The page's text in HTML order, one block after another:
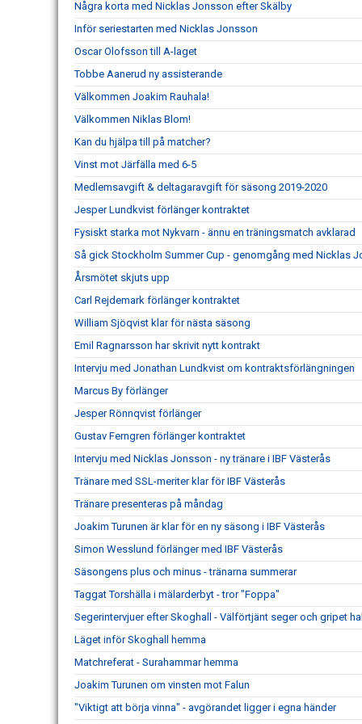
Några korta med Nicklas Jonsson efter Skälby
Inför seriestarten med Nicklas Jonsson
Oscar Olofsson till A-laget
Tobbe Aanerud ny assisterande
Välkommen Joakim Rauhala!
Välkommen Niklas Blom!
Kan du hjälpa till på matcher?
Vinst mot Järfälla med 6-5
Medlemsavgift & deltagaravgift för säsong 2019-2020
Jesper Lundkvist förlänger kontraktet
Fysiskt starka mot Nykvarn - ännu en träningsmatch avklarad
Så gick Stockholm Summer Cup - genomgång med Nicklas
Årsmötet skjuts upp
Carl Rejdemark förlänger kontraktet
William Sjöqvist klar för nästa säsong
Emil Ragnarsson har skrivit nytt kontrakt
Intervju med Jonathan Lundkvist om kontraktsförlängningen
Marcus By förlänger
Jesper Rönnqvist förlänger
Gustav Ferngren förlänger kontraktet
Intervju med Nicklas Jonsson - ny tränare i IBF Västerås
Tränare med SSL-meriter klar för IBF Västerås
Tränare presenteras på måndag
Joakim Turunen är klar för en ny säsong i IBF Västerås
Simon Wesslund förlänger med IBF Västerås
Säsongens plus och minus - tränarna summerar
Taggat Torshälla i mälarderbyt - tror "Foppa"
Segerintervjuer efter Skoghall - Välförtjänt seger och gripet
Läget inför Skoghall hemma
Matchreferat - Surahammar hemma
Joakim Turunen om vinsten mot Falun
"Viktigt att börja vinna" - avgörandet ligger i egna händer